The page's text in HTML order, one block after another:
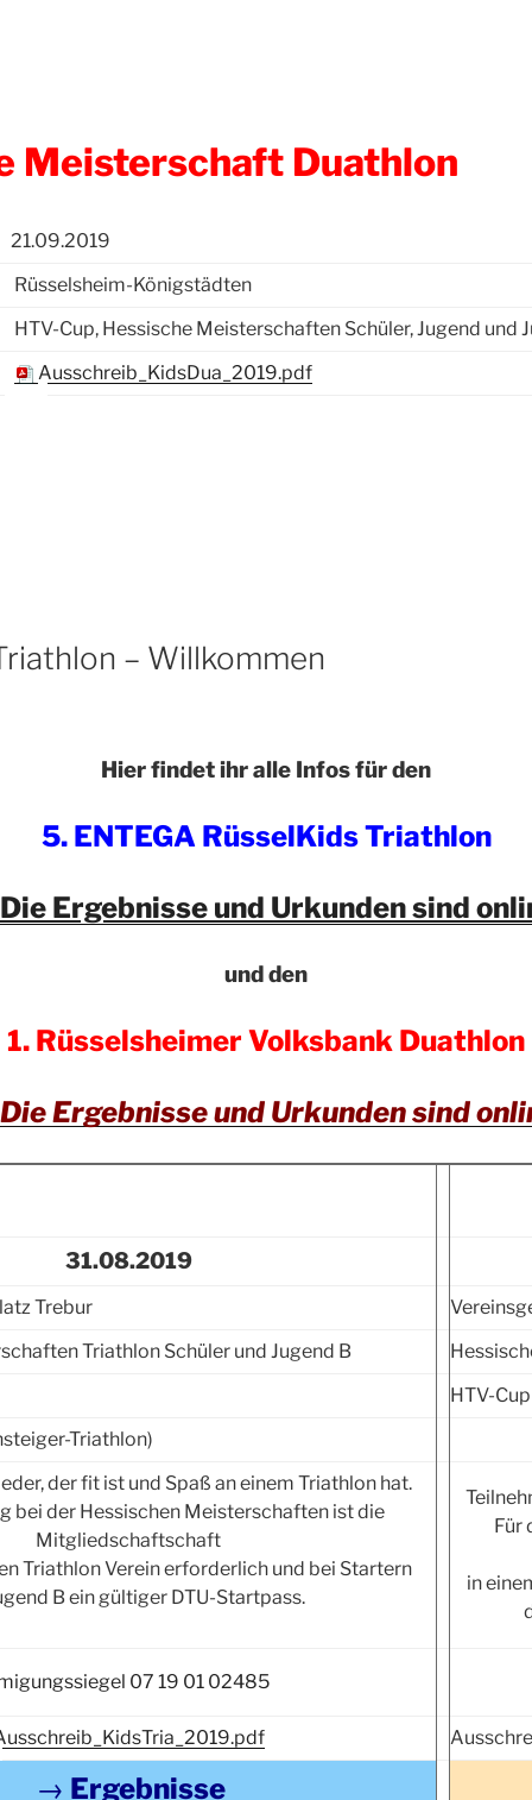
Meisterschaft Duathlon
21.09.2019
Rüsselsheim-Königstädten
HTV-Cup, Hessische Meisterschaften Schüler, Jugend
Ausschreib_KidsDua_2019.pdf
– Willkommen
Hier findet ihr alle Infos für den
5. ENTEGA RüsselKids Triathlon
Die Ergebnisse und Urkunden sind
und den
1. Rüsselsheimer Volksbank Duathlon
Die Ergebnisse und Urkunden sind
31.08.2019
Trebur
Triathlon Schüler und Jugend B
HTV-Cup
Triathlon)
der fit ist und Spaß an einem Triathlon hat.
bei der Hessischen Meisterschaften ist die
Mitgliedschaftschaft
Triathlon Verein erforderlich und bei Startern
B ein gültiger DTU-Startpass.
Für
in
→ Ergebnisse